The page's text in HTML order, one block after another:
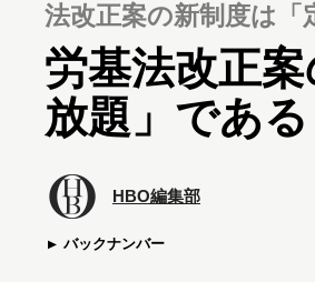
法改正案の新制度は
労基法改正
放題」である
HBO編集部
バックナンバー